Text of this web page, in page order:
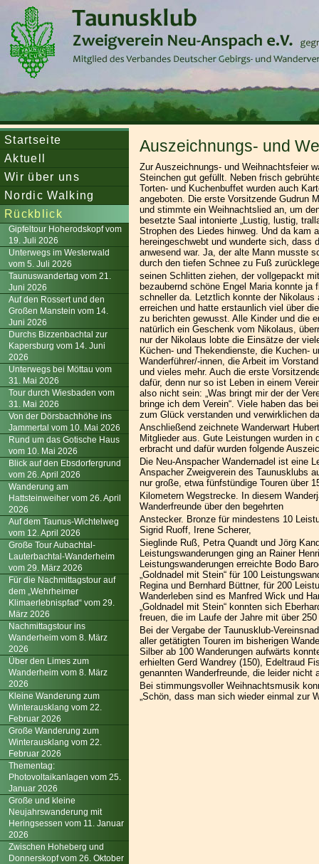
Startseite
Aktuell
Wir über uns
Nordic Walking
Rückblick
Gipfeltour Hoherodskopf vom
19. Juli 2026
Unterwegs im Westerwald
vom 5. Juli 2026
Taunuswandertag vom 21.
Juni 2026
Auf den Rossert und den
Großen Manstein vom 14.
Juni 2026
Durchs Bizzenbachtal zur
Kapersburg vom 14. Juni
2026
Unterwegs bei Möttau vom
31. Mai 2026
Tour durch Wiesbaden vom
31. Mai 2026
Von der Dörsbachhöhe ins
Jammertal vom 10. Mai 2026
Rund um das Gotische Haus
vom 10. Mai 2026
Blick auf den Ebsdorfergrund
vom 26. April 2026
Wanderung am
Hattsteinweiher vom 26. April
2026
Auf dem Taunus-Wichtelweg
vom 12. April 2026
Große Tour Aubachtal-
Lauterbachtal-Wanderheim
vom 29. März 2026
Für die Nachmittagstour auf
dem „Wehrheimer
Klimaerlebnispfad“ vom 29.
März 2026
Nachmittagstour ins
Wanderheim vom 8. März
2026
Über den Limes zum
Wanderheim vom 8. März
2026
Kleine Wanderung zum
Winterausklang vom 22.
Februar 2026
Große Wanderung zum
Winterausklang vom 22.
Februar 2026
Thementag:
Photovoltaikanlagen vom 25.
Januar 2026
Große und kleine
Neujahrswanderung mit
Heringsessen vom 11. Januar
2026
Zwischen Hoheberg und
Donnerskopf vom 26. Oktober
Auszeichnungs- und
Zur Auszeichnungs- und Weihnachtsfeier
Steinchen gut gefüllt. Neben frisch
Torten- und Kuchenbuffet wurden auch
angeboten. Die erste Vorsitzende Gudrun
und stimmte ein Weihnachtslied an, um
besetzte Saal intonierte „Lustig, lustig,
Strophen des Liedes hinweg. Und da kam
hereingeschwebt und wunderte sich, dass
anwesend war. Ja, der alte Mann musste
durch den tiefen Schnee zu Fuß
seinen Schlitten ziehen, der vollgepackt
bezaubernd schöne Engel Maria konnte ja
schneller da. Letztlich konnte der Nikolaus
erreichen und hatte erstaunlich viel über
zu berichten gewusst. Alle Kinder und die
natürlich ein Geschenk vom Nikolaus,
nur der Nikolaus lobte die Einsätze der
Küchen- und Thekendienste, die Kuchen-
Wanderführer/-innen, die Arbeit im
und vieles mehr. Auch die erste
dafür, denn nur so ist Leben in einem
also nicht sein: „Was bringt mir der der
bringe ich dem Verein“. Viele haben das
zum Glück verstanden und verwirklichen
Anschließend zeichnete Wanderwart
Mitglieder aus. Gute Leistungen wurden in
erbracht und dafür wurden folgende
Die Neu-Anspacher Wandernadel ist eine
Anspacher Zweigverein des Taunusklubs
nur große, etwa fünfstündige Touren über
Kilometern Wegstrecke. In diesem
Wanderfreunde über den begehrten
Anstecker. Bronze für mindestens 10
Sigrid Ruoff, Irene Scherer,
Sieglinde Ruß, Petra Quandt und Jörg
Leistungswanderungen ging an Rainer
Leistungswanderungen erreichte Bodo
„Goldnadel mit Stein“ für 100
Regina und Bernhard Büttner, für 200
Wanderleben sind es Manfred Wick und
„Goldnadel mit Stein“ konnten sich
freuen, die im Laufe der Jahre mit über
Bei der Vergabe der Taunusklub-
aller getätigten Touren im bisherigen
Silber ab 100 Wanderungen aufwärts
erhielten Gerd Wandrey (150), Edeltraud
genannten Wanderfreunde, die leider
Bei stimmungsvoller Weihnachtsmusik
„Schön, dass man sich wieder einmal zur